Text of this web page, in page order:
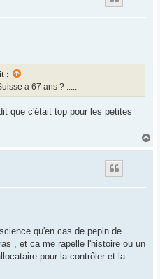
:
à 67 ans ? .....
que c'était top pour les petites
qu'en cas de pepin de
, et ca me rapelle l'histoire ou un
pour la contrôler et la